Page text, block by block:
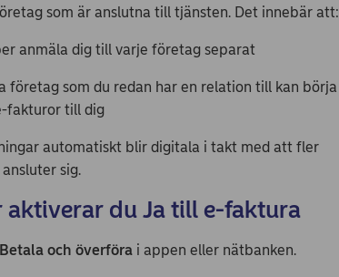
som är anslutna till tjänsten. Det innebär att:
anmäla dig till varje företag separat
företag som du redan har en relation till kan börja
fakturor till dig
automatiskt blir digitala i takt med att fler
sig.
aktiverar du Ja till e-faktura
Betala och överföra i appen eller nätbanken.